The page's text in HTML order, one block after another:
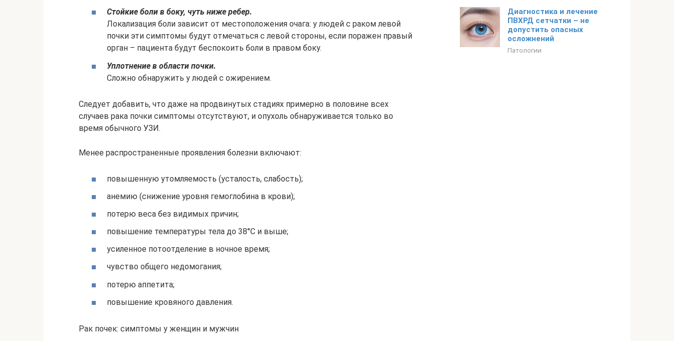
Стойкие боли в боку, чуть ниже ребер.
Локализация боли зависит от местоположения очага: у людей с раком левой
почки эти симптомы будут отмечаться с левой стороны, если поражен правый
орган – пациента будут беспокоить боли в правом боку.
Уплотнение в области почки.
Сложно обнаружить у людей с ожирением.
Следует добавить, что даже на продвинутых стадиях примерно в половине всех
случаев рака почки симптомы отсутствуют, и опухоль обнаруживается только во
время обычного УЗИ.
Менее распространенные проявления болезни включают:
повышенную утомляемость (усталость, слабость);
анемию (снижение уровня гемоглобина в крови);
потерю веса без видимых причин;
повышение температуры тела до 38°C и выше;
усиленное потоотделение в ночное время;
чувство общего недомогания;
потерю аппетита;
повышение кровяного давления.
Рак почек: симптомы у женщин и мужчин
Диагностика и лечение
ПВХРД сетчатки – не
допустить опасных
осложнений
Патологии